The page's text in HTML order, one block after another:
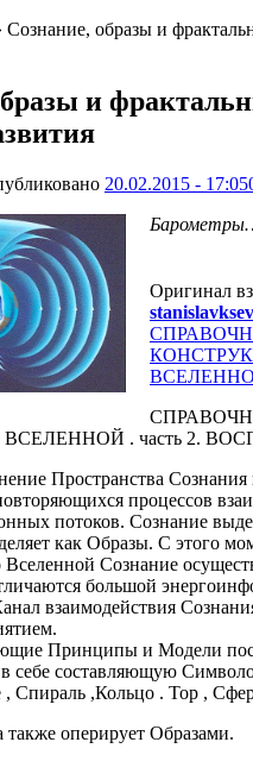
Сознание, образы и
и
20.02.2015 - 17:05
Оригинал
. часть 2.
Пространства
процессов
потоков. Сознание
как Образы. С этого
Вселенной Сознание
большой
взаимодействия
Принципы и Модели
себе составляющую
Спираль ,Кольцо . Тор ,
также оперирует Образами.